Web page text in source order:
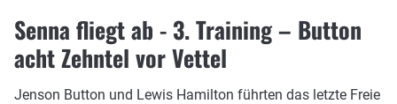
Senna fliegt ab - 3. Training – Button
acht Zehntel vor Vettel
Jenson Button und Lewis Hamilton führten das letzte Freie